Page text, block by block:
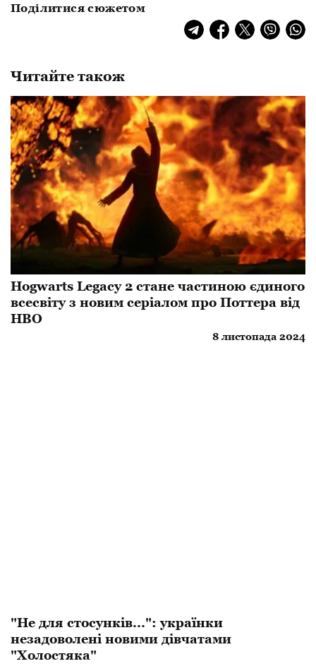
Поділитися сюжетом
Читайте також
Hogwarts Legacy 2 стане частиною єдиного
всесвіту з новим серіалом про Поттера від
HBO
8 листопада 2024
"Не для стосунків...": українки
незадоволені новими дівчатами
"Холостяка"